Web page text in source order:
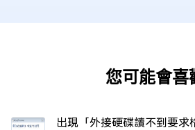
您可能會喜
出現「外接硬碟讀不到要求